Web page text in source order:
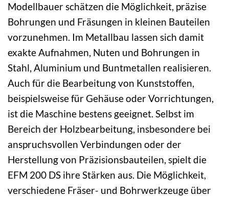
Modellbauer schätzen die Möglichkeit, präzise
Bohrungen und Fräsungen in kleinen Bauteilen
vorzunehmen. Im Metallbau lassen sich damit
exakte Aufnahmen, Nuten und Bohrungen in
Stahl, Aluminium und Buntmetallen realisieren.
Auch für die Bearbeitung von Kunststoffen,
beispielsweise für Gehäuse oder Vorrichtungen,
ist die Maschine bestens geeignet. Selbst im
Bereich der Holzbearbeitung, insbesondere bei
anspruchsvollen Verbindungen oder der
Herstellung von Präzisionsbauteilen, spielt die
EFM 200 DS ihre Stärken aus. Die Möglichkeit,
verschiedene Fräser- und Bohrwerkzeuge über